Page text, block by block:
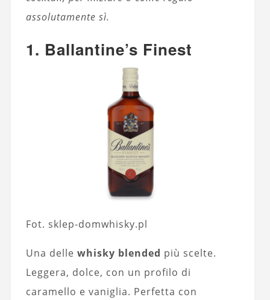
assolutamente sì.
1. Ballantine’s Finest
Fot. sklep-domwhisky.pl
Una delle whisky blended più scelte.
Leggera, dolce, con un profilo di
caramello e vaniglia. Perfetta con